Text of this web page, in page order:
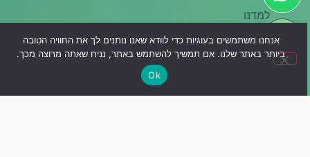
למדנו
לפעול
אנחנו משתמשים בעוגיות כדי לוודא שאנו נותנים לך את החוויה הטובה
ביותר באתר שלנו. אם תמשיך להשתמש באתר, נניח שאתה מרוצה מכך.
Ok